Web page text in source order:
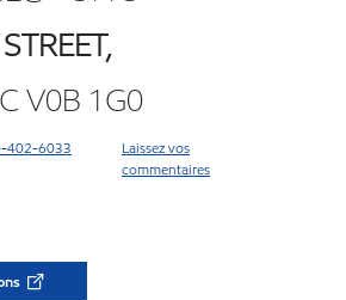
V0B 1G0
402-6033
Laissez vos
commentaires